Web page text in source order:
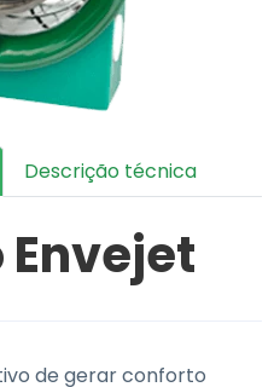
Descrição técnica
de gerar conforto